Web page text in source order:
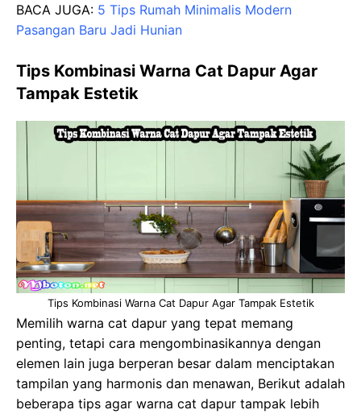
BACA JUGA: 5 Tips Rumah Minimalis Modern
Pasangan Baru Jadi Hunian
Tips Kombinasi Warna Cat Dapur Agar
Tampak Estetik
Tips Kombinasi Warna Cat Dapur Agar Tampak Estetik
Memilih warna cat dapur yang tepat memang
penting, tetapi cara mengombinasikannya dengan
elemen lain juga berperan besar dalam menciptakan
tampilan yang harmonis dan menawan, Berikut adalah
beberapa tips agar warna cat dapur tampak lebih